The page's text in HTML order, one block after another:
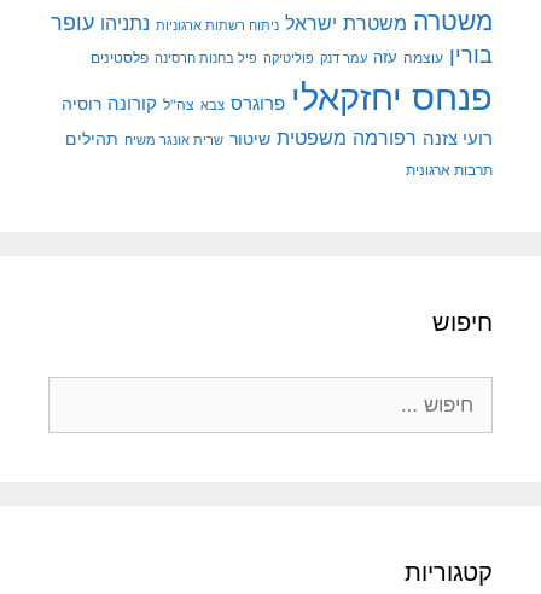
משטרה משטרת ישראל ניתוח רשתות ארגוניות נתניהו עופר
בורין עוצמה עזה עמר דנק פוליטיקה פיל בחנות חרסינה פלסטינים
פנחס יחזקאלי פרוגרס צבא צה"ל קורונה רוסיה
רועי צזנה רפורמה משפטית שיטור שרית אונגר משיח תהילים
תרבות ארגונית
חיפוש
קטגוריות